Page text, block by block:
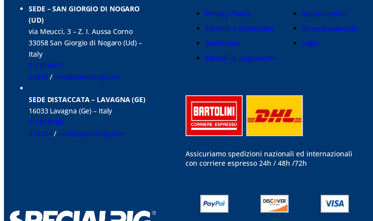
SEDE – SAN GIORGIO DI NOGARO
(UD)
via Meucci, 3 – Z. I. Aussa Corno
33058 San Giorgio di Nogaro (Ud) –
Italy
T +39 0431
65575/ info@specialrig.com
SEDE DISTACCATA – LAVAGNA (GE)
16033 Lavagna (Ge) – Italy
T +39 0185
312224/ info@specialrig.com
Privacy Policy
Termini e Condizioni
Spedizioni
Metodi di pagamento
Storico ordini
Ricerca avanzata
Login
Assicuriamo spedizioni nazionali ed internazionali
con corriere espresso 24h / 48h /72h